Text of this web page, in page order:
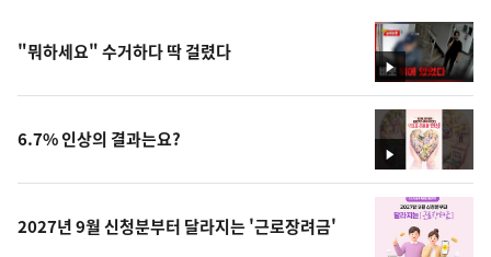
영
상
"뭐하세요" 수거하다 딱 걸렸다
영
상
6.7% 인상의 결과는요?
2027년 9월 신청분부터 달라지는 '근로장려금'